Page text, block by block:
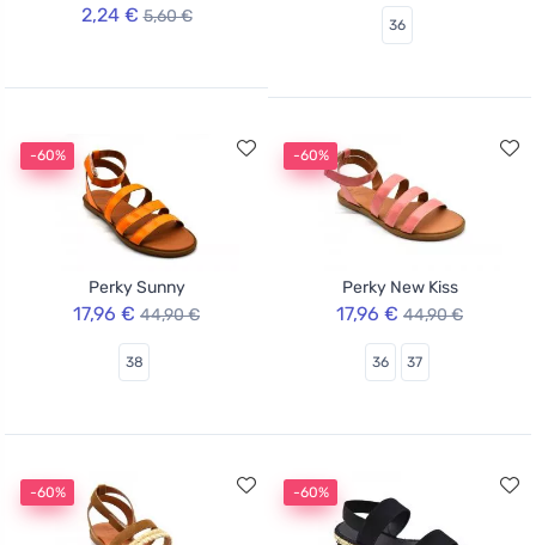
2,24 € 5,60 € 36
-60%
Perky Sunny
17,96 € 44,90 €
38
-60%
Perky New Kiss
17,96 € 44,90 €
36 37
-60% -60%